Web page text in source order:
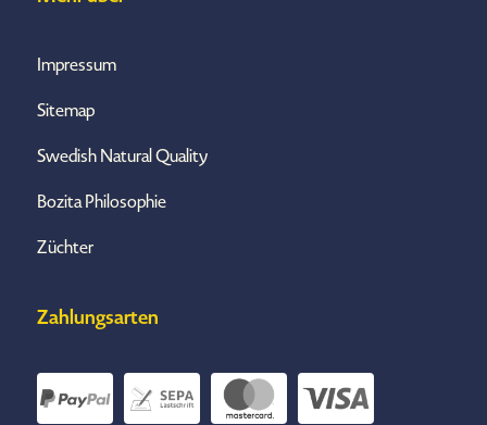
Impressum
Sitemap
Swedish Natural Quality
Bozita Philosophie
Züchter
Zahlungsarten